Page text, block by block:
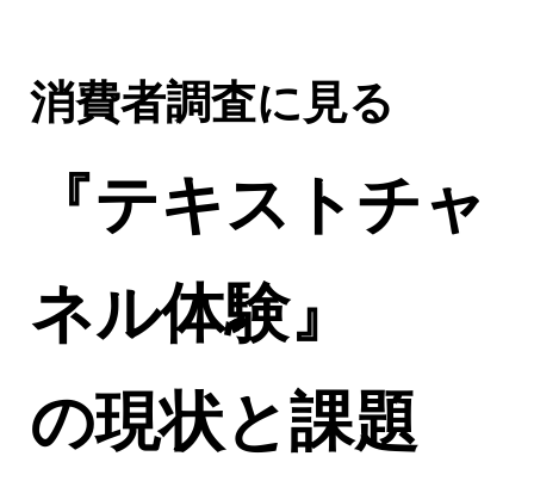
消費者調査に見る
『テキストチャ
ネル体験』
の現状と課題